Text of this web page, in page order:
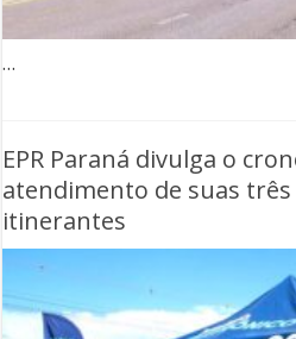
…
EPR Paraná divulga o
atendimento de suas
itinerantes